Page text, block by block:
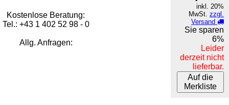
inkl. 20%
MwSt. zzgl.
Versand
Sie sparen
6%
Leider
derzeit nicht
lieferbar.
Auf die
Merkliste
Kostenlose Beratung:
Tel.: +43 1 402 52 98 - 0
Allg. Anfragen: